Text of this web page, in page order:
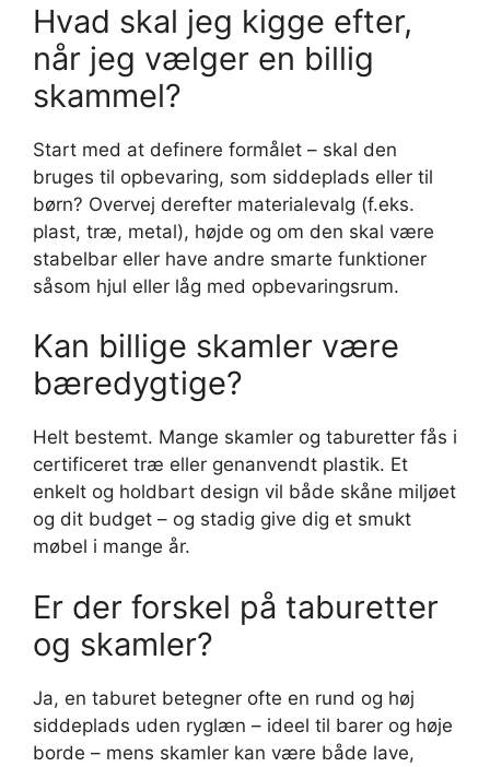
Hvad skal jeg kigge efter,
når jeg vælger en billig
skammel?
Start med at definere formålet – skal den
bruges til opbevaring, som siddeplads eller til
børn? Overvej derefter materialevalg (f.eks.
plast, træ, metal), højde og om den skal være
stabelbar eller have andre smarte funktioner
såsom hjul eller låg med opbevaringsrum.
Kan billige skamler være
bæredygtige?
Helt bestemt. Mange skamler og taburetter fås i
certificeret træ eller genanvendt plastik. Et
enkelt og holdbart design vil både skåne miljøet
og dit budget – og stadig give dig et smukt
møbel i mange år.
Er der forskel på taburetter
og skamler?
Ja, en taburet betegner ofte en rund og høj
siddeplads uden ryglæn – ideel til barer og høje
borde – mens skamler kan være både lave,